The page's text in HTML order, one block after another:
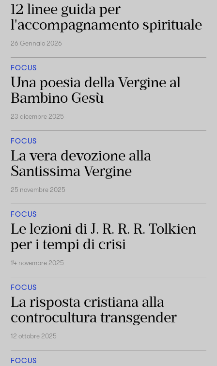
12 linee guida per
l'accompagnamento spirituale
26 Gennaio 2026
FOCUS
Una poesia della Vergine al
Bambino Gesù
23 dicembre 2025
FOCUS
La vera devozione alla
Santissima Vergine
25 novembre 2025
FOCUS
Le lezioni di J. R. R. R. Tolkien
per i tempi di crisi
14 novembre 2025
FOCUS
La risposta cristiana alla
controcultura transgender
12 ottobre 2025
FOCUS